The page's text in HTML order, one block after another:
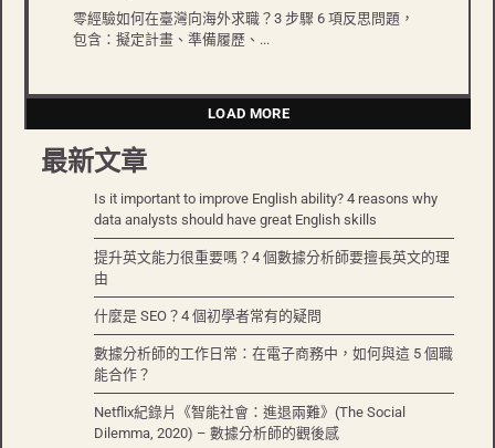
零經驗如何在臺灣向海外求職？3 步驟 6 項反思問題，
包含：擬定計畫、準備履歷、...
LOAD MORE
最新文章
Is it important to improve English ability? 4 reasons why
data analysts should have great English skills
提升英文能力很重要嗎？4 個數據分析師要擅長英文的理
由
什麼是 SEO？4 個初學者常有的疑問
數據分析師的工作日常：在電子商務中，如何與這 5 個職
能合作？
Netflix紀錄片《智能社會：進退兩難》(The Social
Dilemma, 2020) – 數據分析師的觀後感